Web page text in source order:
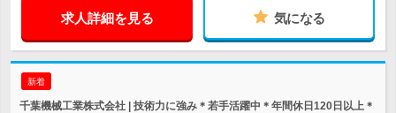
求人詳細を見る 気になる
新着
千葉機械工業株式会社 | 技術力に強み＊若手活躍中＊年間休日120日以上＊